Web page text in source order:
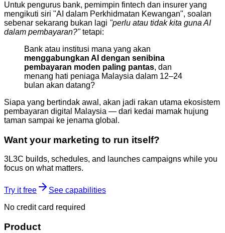
Untuk pengurus bank, pemimpin fintech dan insurer yang
mengikuti siri "AI dalam Perkhidmatan Kewangan", soalan
sebenar sekarang bukan lagi "perlu atau tidak kita guna AI
dalam pembayaran?"tetapi:
Bank atau institusi mana yang akan
menggabungkan AI dengan senibina
pembayaran moden paling pantas, dan
menang hati peniaga Malaysia dalam 12–24
bulan akan datang?
Siapa yang bertindak awal, akan jadi rakan utama ekosistem
pembayaran digital Malaysia — dari kedai mamak hujung
taman sampai ke jenama global.
Want your marketing to run itself?
3L3C builds, schedules, and launches campaigns while you
focus on what matters.
Try it free
See capabilities
No credit card required
Product